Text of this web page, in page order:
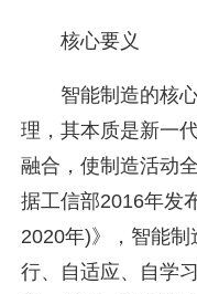
核心要义
智能制造的核心
理，其本质是新一
融合，使制造活动
据工信部2016年发
2020年)》，智能
行、自适应、自学